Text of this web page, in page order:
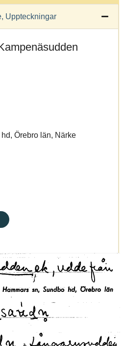
Uppteckningar
Örebro län, Närke